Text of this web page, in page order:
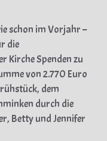
schon im Vorjahr –
die
Kirche Spenden zu
von 2.770 Euro
dem
durch die
Betty und Jennifer